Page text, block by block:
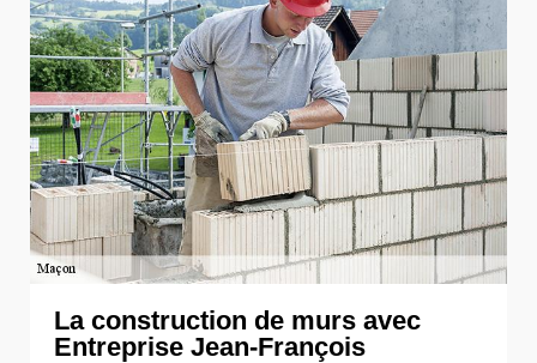
La construction de murs avec
Entreprise Jean-François